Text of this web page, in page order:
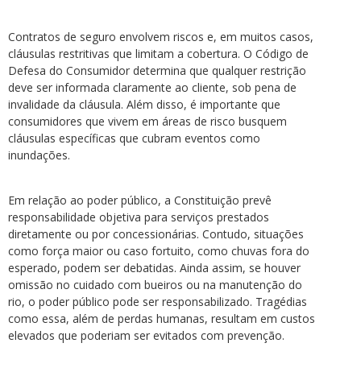
Contratos de seguro envolvem riscos e, em muitos casos,
cláusulas restritivas que limitam a cobertura. O Código de
Defesa do Consumidor determina que qualquer restrição
deve ser informada claramente ao cliente, sob pena de
invalidade da cláusula. Além disso, é importante que
consumidores que vivem em áreas de risco busquem
cláusulas específicas que cubram eventos como
inundações.
Em relação ao poder público, a Constituição prevê
responsabilidade objetiva para serviços prestados
diretamente ou por concessionárias. Contudo, situações
como força maior ou caso fortuito, como chuvas fora do
esperado, podem ser debatidas. Ainda assim, se houver
omissão no cuidado com bueiros ou na manutenção do
rio, o poder público pode ser responsabilizado. Tragédias
como essa, além de perdas humanas, resultam em custos
elevados que poderiam ser evitados com prevenção.